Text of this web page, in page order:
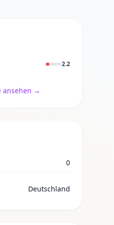
2.2
ansehen →
0
Deutschland